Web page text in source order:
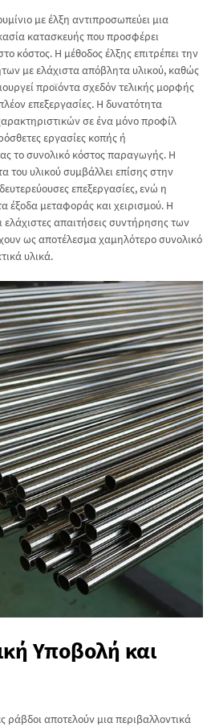
με έλξη αντιπροσωπεύει μια
κατασκευής που προσφέρει
κόστος. Η μέθοδος έλξης επιτρέπει την
με ελάχιστα απόβλητα υλικού, καθώς
προϊόντα σχεδόν τελικής μορφής
επεξεργασίες. Η δυνατότητα
σε ένα μόνο προφίλ
εργασίες κοπής ή
το συνολικό κόστος παραγωγής. Η
του υλικού συμβάλλει επίσης στην
επεξεργασίες, ενώ η
έξοδα μεταφοράς και χειρισμού. Η
ελάχιστες απαιτήσεις συντήρησης των
ως αποτέλεσμα χαμηλότερο συνολικό
υλικά.
Υποβολή και
ράβδοι αποτελούν μια περιβαλλοντικά